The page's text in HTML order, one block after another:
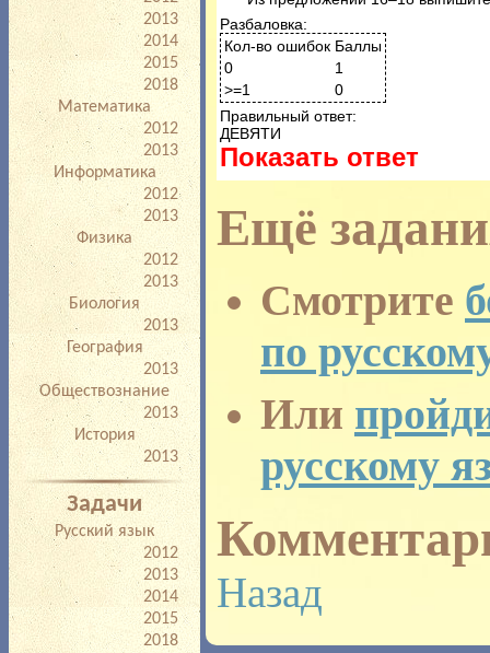
процедурой
2013
2014
2015
2018
Математика
2012
2013
Информатика
2012
2013
Физика
2012
2013
Биология
2013
География
2013
Обществознание
2013
История
2013
Задачи
Русский язык
2012
2013
2014
2015
2018
Разбаловка:
Кол-во ошибок Баллы
0
1
>=1
0
Правильный ответ:
ДЕВЯТИ
Показать ответ
Ещё
Смотрите
по
Или
русскому
Назад